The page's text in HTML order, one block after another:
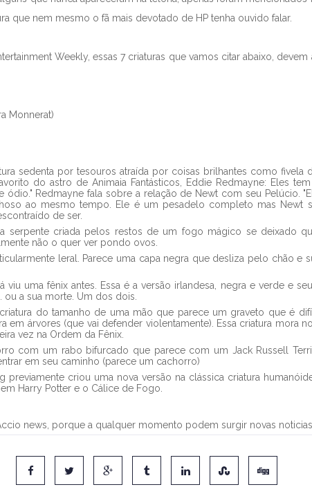
que nem mesmo o fã mais devotado de HP tenha ouvido falar.
Weekly, essas 7 criaturas que vamos citar abaixo, devem
Monnerat)
sedenta por tesouros atraída por coisas brilhantes como fivela
do astro de Animaia Fantásticos, Eddie Redmayne: Eles tem
ódio." Redmayne fala sobre a relação de Newt com seu Pelúcio.
ao mesmo tempo. Ele é um pesadelo completo mas Newt
de ser.
serpente criada pelos restos de um fogo mágico se deixado
não o quer ver pondo ovos.
leral. Parece uma capa negra que desliza pelo chão e
viu uma fênix antes. Essa é a versão irlandesa, negra e verde e
ou a sua morte. Um dos dois.
do tamanho de uma mão que parece um graveto que é
em árvores (que vai defender violentamente). Essa criatura mora
vez na Ordem da Fênix.
com um rabo bifurcado que parece com um Jack Russell
em seu caminho (parece um cachorro)
previamente criou uma nova versão na clássica criatura
Harry Potter e o Cálice de Fogo.
news, porque a qualquer momento podem surgir novas